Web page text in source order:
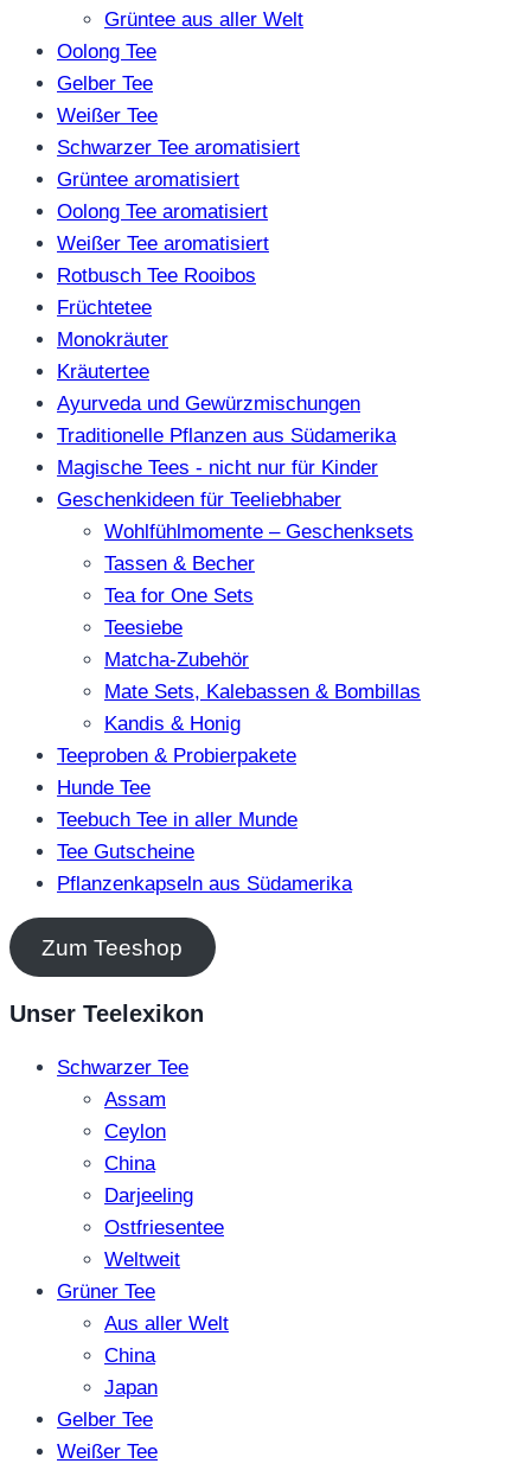
Grüntee aus aller Welt
Oolong Tee
Gelber Tee
Weißer Tee
Schwarzer Tee aromatisiert
Grüntee aromatisiert
Oolong Tee aromatisiert
Weißer Tee aromatisiert
Rotbusch Tee Rooibos
Früchtetee
Monokräuter
Kräutertee
Ayurveda und Gewürzmischungen
Traditionelle Pflanzen aus Südamerika
Magische Tees - nicht nur für Kinder
Geschenkideen für Teeliebhaber
Wohlfühlmomente – Geschenksets
Tassen & Becher
Tea for One Sets
Teesiebe
Matcha-Zubehör
Mate Sets, Kalebassen & Bombillas
Kandis & Honig
Teeproben & Probierpakete
Hunde Tee
Teebuch Tee in aller Munde
Tee Gutscheine
Pflanzenkapseln aus Südamerika
Zum Teeshop
Unser Teelexikon
Schwarzer Tee
Assam
Ceylon
China
Darjeeling
Ostfriesentee
Weltweit
Grüner Tee
Aus aller Welt
China
Japan
Gelber Tee
Weißer Tee